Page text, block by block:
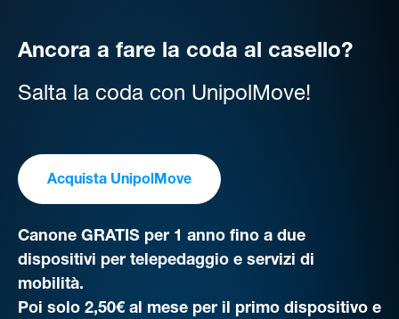
Ancora a fare la coda al casello?
Salta la coda con UnipolMove!
Acquista UnipolMove
Canone GRATIS per 1 anno fino a due
dispositivi per telepedaggio e servizi di
mobilità.
Poi solo 2,50€ al mese per il primo dispositivo e